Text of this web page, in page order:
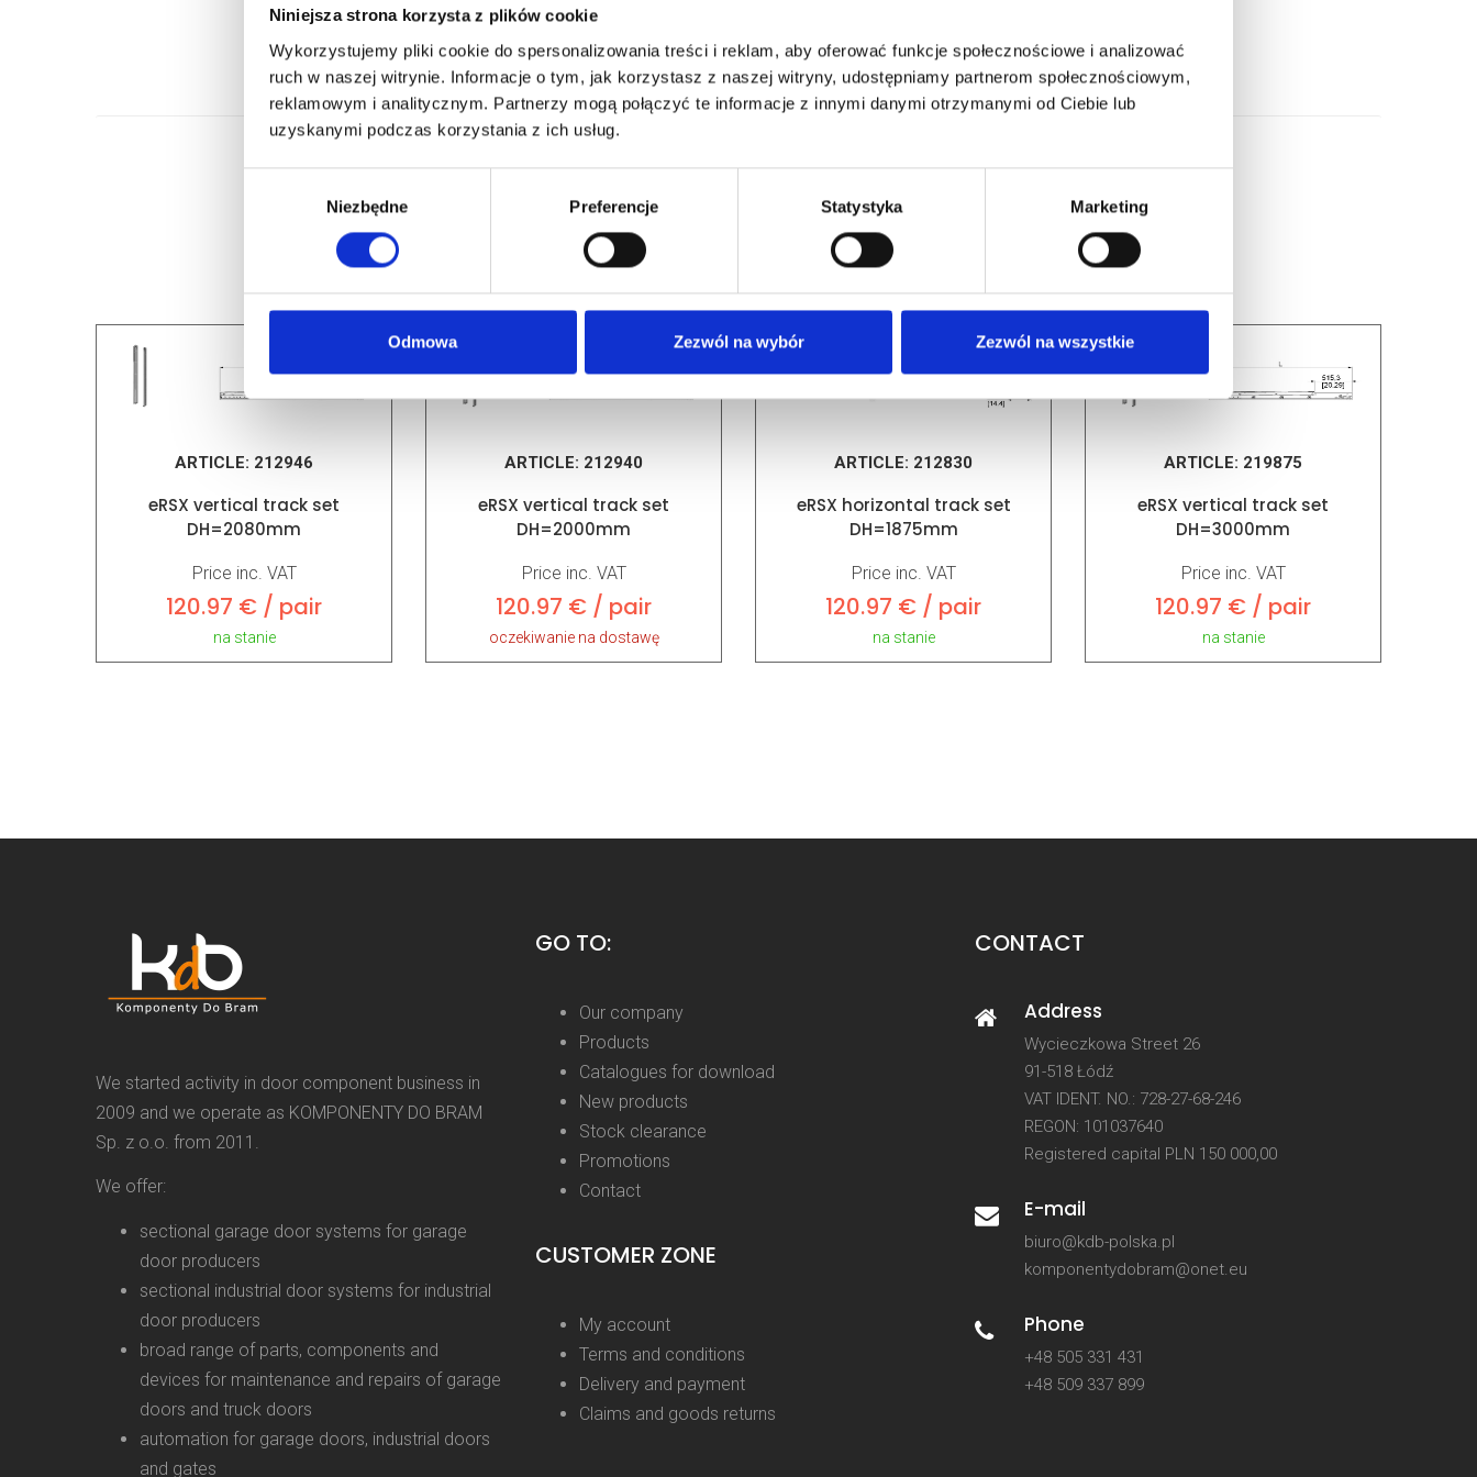
Niniejsza strona korzysta z plików cookie
Wykorzystujemy pliki cookie do spersonalizowania treści i reklam, aby oferować funkcje społecznościowe i analizować
ruch w naszej witrynie. Informacje o tym, jak korzystasz z naszej witryny, udostępniamy partnerom społecznościowym,
reklamowym i analitycznym. Partnerzy mogą połączyć te informacje z innymi danymi otrzymanymi od Ciebie lub
uzyskanymi podczas korzystania z ich usług.
Niezbędne Preferencje Statystyka Marketing
Odmowa Zezwól na wybór Zezwól na wszystkie
RELATED PRODUCTS
ARTICLE: 212946
eRSX vertical track set
DH=2080mm
Price inc. VAT
120.97 € / pair
na stanie
ARTICLE: 212940
eRSX vertical track set
DH=2000mm
Price inc. VAT
120.97 € / pair
oczekiwanie na dostawę
ARTICLE: 212830
eRSX horizontal track set
DH=1875mm
Price inc. VAT
120.97 € / pair
na stanie
ARTICLE: 219875
eRSX vertical track set
DH=3000mm
Price inc. VAT
120.97 € / pair
na stanie
We started activity in door component business in
2009 and we operate as KOMPONENTY DO BRAM
Sp. z o.o. from 2011.
We offer:
sectional garage door systems for garage
door producers
sectional industrial door systems for industrial
door producers
broad range of parts, components and
devices for maintenance and repairs of garage
doors and truck doors
automation for garage doors, industrial doors
and gates
GO TO:
Our company
Products
Catalogues for download
New products
Stock clearance
Promotions
Contact
CUSTOMER ZONE
My account
Terms and conditions
Delivery and payment
Claims and goods returns
CONTACT
Address
Wycieczkowa Street 26
91-518 Łódź
VAT IDENT. NO.: 728-27-68-246
REGON: 101037640
Registered capital PLN 150 000,00
E-mail
biuro@kdb-polska.pl
komponentydobram@onet.eu
Phone
+48 505 331 431
+48 509 337 899